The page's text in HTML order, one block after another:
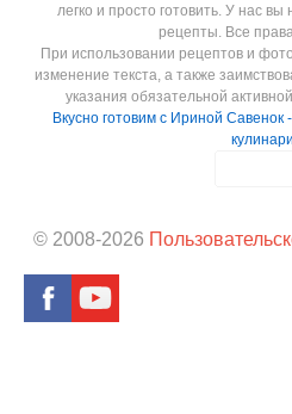
легко и просто готовить. У нас
рецепты. Все
При использовании рецептов и
изменение текста, а также
указания обязательной
Вкусно готовим с Ириной
© 2008-2026